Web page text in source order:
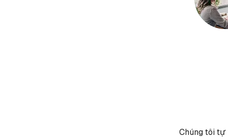
Chúng tôi tự